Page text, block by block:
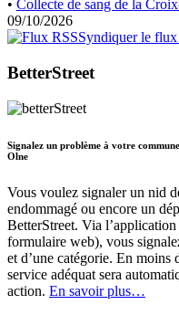
• Collecte de sang de la
09/10/2026
Syndiquer le flux
BetterStreet
Signalez un problème à votre
Olne
Vous voulez signaler un nid
endommagé ou encore un
BetterStreet. Via
formulaire web), vous
et d’une catégorie. En moins
service adéquat sera
action. En savoir plus…